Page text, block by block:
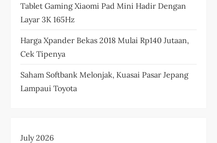
Tablet Gaming Xiaomi Pad Mini Hadir Dengan
Layar 3K 165Hz
Harga Xpander Bekas 2018 Mulai Rp140 Jutaan,
Cek Tipenya
Saham Softbank Melonjak, Kuasai Pasar Jepang
Lampaui Toyota
July 2026